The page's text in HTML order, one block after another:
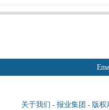
关于我们 - 报业集团 - 版权